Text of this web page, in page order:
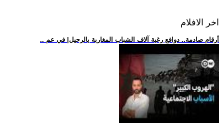
اخر الافلام
.. أرقام صادمة.. دوافع رغبة آلاف الشباب المغاربة بالرحيل| في عم